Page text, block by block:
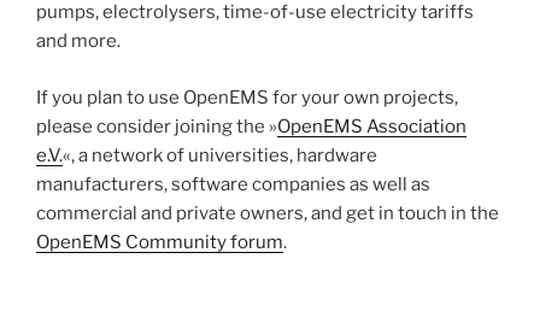
pumps, electrolysers, time-of-use electricity tariffs
and more.
If you plan to use OpenEMS for your own projects,
please consider joining the »OpenEMS Association
e.V.«, a network of universities, hardware
manufacturers, software companies as well as
commercial and private owners, and get in touch in the
OpenEMS Community forum.